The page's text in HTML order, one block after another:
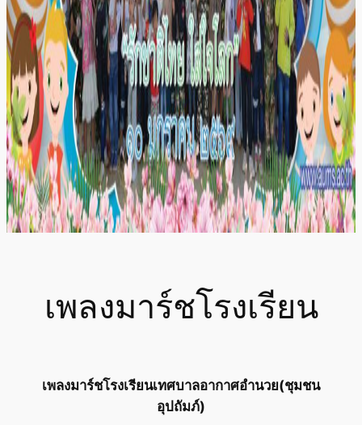
เพลงมาร์ชโรงเรียน
เพลงมาร์ชโรงเรียนเทศบาลอากาศอำนวย(ชุมชน
อุปถัมภ์)